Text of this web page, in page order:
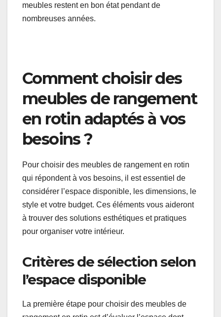
meubles restent en bon état pendant de
nombreuses années.
Comment choisir des
meubles de rangement
en rotin adaptés à vos
besoins ?
qui répondent à vos besoins, il est essentiel de
style et votre budget. Ces éléments vous aideront
pour organiser votre intérieur.